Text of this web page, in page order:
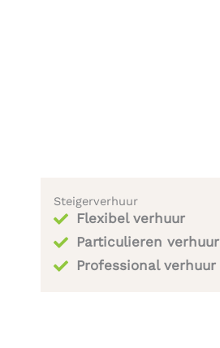
Steigerverhuur
Flexibel verhuur
Particulieren verhuur
Professional verhuur